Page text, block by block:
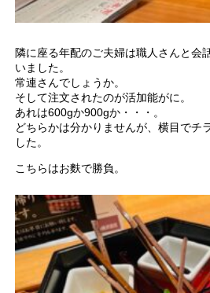
隣に座る年配のご夫婦は職人さんと会
いました。
常連さんでしょうか。
そして注文されたのが活加能がに。
あれは600gか900gか・・・。
どちらかは分かりませんが、横目でチ
した。
こちらはお麩で勝負。